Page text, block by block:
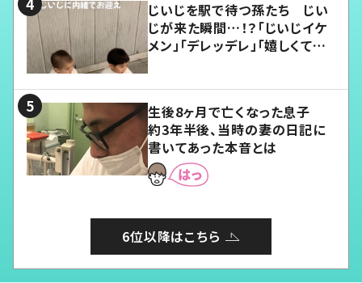
じいじを駅で待つ孫たち じい
じが来た瞬間…！？「じいじイケ
メン」「デレッデレ」「嬉しくて可
生後8ヶ月で亡くなった息子
約3年半後、当時の妻の日記に
書いてあった本音とは
6位以降はこちら